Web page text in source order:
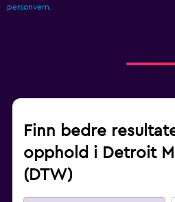
personvern.
Finn bedre
opphold i Detroit
(DTW)